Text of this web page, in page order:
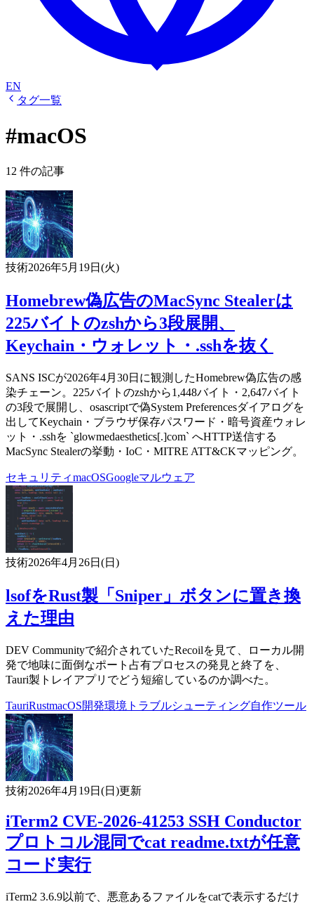
EN
タグ一覧
#macOS
12 件の記事
技術2026年5月19日(火)
Homebrew偽広告のMacSync Stealerは
225バイトのzshから3段展開、
Keychain・ウォレット・.sshを抜く
SANS ISCが2026年4月30日に観測したHomebrew偽広告の感
染チェーン。225バイトのzshから1,448バイト・2,647バイト
の3段で展開し、osascriptで偽System Preferencesダイアログを
出してKeychain・ブラウザ保存パスワード・暗号資産ウォレ
ット・.sshを `glowmedaesthetics[.]com` へHTTP送信する
MacSync Stealerの挙動・IoC・MITRE ATT&CKマッピング。
セキュリティmacOSGoogleマルウェア
技術2026年4月26日(日)
lsofをRust製「Sniper」ボタンに置き換
えた理由
DEV Communityで紹介されていたRecoilを見て、ローカル開
発で地味に面倒なポート占有プロセスの発見と終了を、
Tauri製トレイアプリでどう短縮しているのか調べた。
TauriRustmacOS開発環境 トラブルシューティング自作ツール
技術2026年4月19日(日)更新
iTerm2 CVE-2026-41253 SSH Conductor
プロトコル混同でcat readme.txtが任意
コード実行
iTerm2 3.6.9以前で、悪意あるファイルをcatで表示するだけ